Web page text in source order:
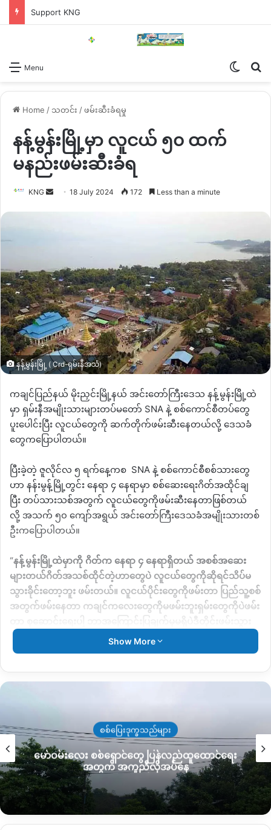
Support KNG
Menu
Home / သတင်း /ဖမ်းဆီးခံရမှု
နန့်မွန်းမြို့မှာ လူငယ် ၅၀ ထက်
မနည်းဖမ်းဆီးခံရ
KNG
Send18 July 2024 172 Less than a minute
နန့်မွန်းမြို့ ( Crd-ရှမ်းနီအသံ)
ကချင်ပြည်နယ် မိုးညှင်းမြို့နယ် အင်းတော်ကြီးဒေသ နန့်မွန်းမြိို့ထဲ
မှာ ရှမ်းနီအမျိုးသားများတပ်မတော် SNA နဲ့ စစ်ကောင်စီတပ်တွေ
ပူးပေါင်းပြီး လူငယ်တွေကို ဆက်တိုက်ဖမ်းဆီးနေတယ်လို့ ဒေသခံ
တွေကပြောပါတယ်။
ပြီးခဲ့တဲ့ ဇူလိုင်လ ၅ ရက်နေ့ကစ SNA နဲ့ စစ်ကောင်စီစစ်သားတွေ
ဟာ နန်းမွန့်မြို့တွင်း နေရာ ၄ နေရာမှာ စစ်ဆေးရေးဂိတ်အထိုင်ချ
ပြီး တပ်သားသစ်အတွက် လူငယ်တွေကိုဖမ်းဆီးနေတာဖြစ်တယ်
လို့ အသက် ၅၀ ကျော်အရွယ် အင်းတော်ကြီးဒေသခံအမျိုးသားတစ်
ဦးကပြောပါတယ်။
“နန့်မွန်းမြို့ထဲမှာကို ဂိတ်က နေရာ ၄ နေရာရှိတယ် အစစ်အဆေး
များတယ်ဂိတ်အသစ်ထိုင်တဲ့ဟာတွေပဲ လူငယ်တွေကိုဆိုရင်သိပ်မ
သွားခိုင်းတော့ဘူး ဖမ်းတယ်။ လူငယ်ပိုင်းတွေကိုဖမ်းတာ ပြည်သူ့စစ်
အတွက်ဖမ်းနေတာ ကချင်ကလေးတွေကိုမဖမ်းဘူးရှမ်းတွေကိုပဲဖမ်း
တာ
စစ်ဆေးရေးဂိတ်တွေဟာ မြို့အထွက်မှာတစ်နေရာ၊ နန့်မွန်းမြိို့အဝင်
နေရာ ၄ နေရာမှာ
ဂိတ်ထိုင်ပြီးစုဆောင်းရေးလုပ်နေတာကြော
လူငယ် ၅၀ ဦးထက််မနည်းဖမ်းဆီးခံထားရပြီလို့ဒေသခံတွေကဆို
ပါတယ်။
“ အသက် ၂၀ ကျော်လူငယ်တွေဆိုဖမ်းတယ် အများကြီးဖမ်းသွားပြီ
ကောမနည်းတော့ဘူး
စျေးသွားစျေးလာကစစစ်ဆေးတာတွေလုပ်
တယ်”လို့ နောက်ထပ်ဒေသခံအမျိုးသမီးတစ်ဦးကပြောပါတယ်။
Show More
ေး
သတင်း
ရေဘေးကြောင့် အိမ်ထောင်စု ၇ စု အိမ်ခြေမဲ့၊
ကူညီပေးဖို့စီစဉ်နေ